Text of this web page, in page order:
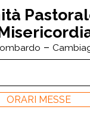
–
ORARI MESSE